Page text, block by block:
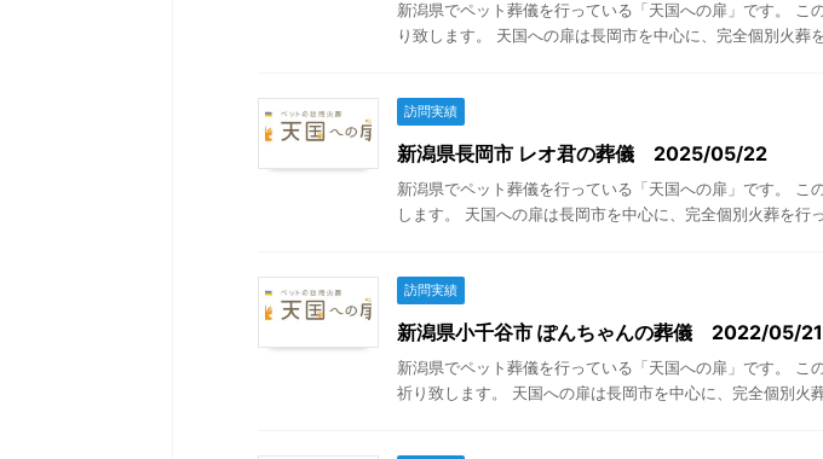
新潟県でペット葬儀を行っている「天国への扉」です。
り致します。 天国への扉は長岡市を中心に、完全個別火葬
訪問実績
新潟県長岡市 レオ君の葬儀 2025/05/22
新潟県でペット葬儀を行っている「天国への扉」です。
します。 天国への扉は長岡市を中心に、完全個別火葬を行
訪問実績
新潟県小千谷市 ぽんちゃんの葬儀 2022/05/21
新潟県でペット葬儀を行っている「天国への扉」です。
祈り致します。 天国への扉は長岡市を中心に、完全個別火